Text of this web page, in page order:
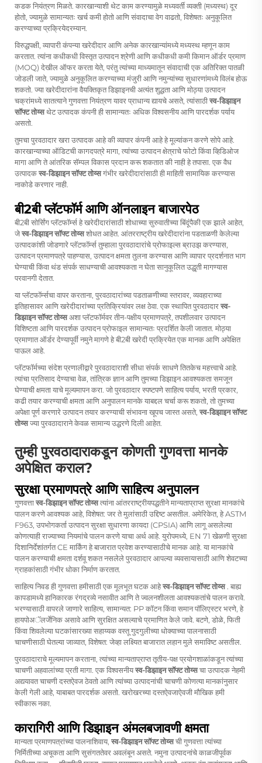
कडक नियंत्रण मिळते. कारखान्याशी थेट काम करण्यामुळे मध्यवर्ती व्यक्ती (मध्यस्थ) दूर
होतो, ज्यामुळे सामान्यतः खर्च कमी होतो आणि संवादाचा वेग वाढतो, विशेषतः अनुकूलित
करण्याच्या प्रक्रियेदरम्यान.
विरुद्धपक्षी, व्यापारी कंपन्या खरेदीदार आणि अनेक कारखान्यांमध्ये मध्यस्थ म्हणून काम
करतात. त्यांना कधीकधी विस्तृत उत्पादन श्रेणी आणि कधीकधी कमी किमान ऑर्डर प्रमाण
(MOQ) देखील ऑफर करता येते, परंतु त्यांच्या माध्यमातून संवादाची एक अतिरिक्त पातळी
जोडली जाते, ज्यामुळे अनुकूलित करण्याच्या मंजुरी आणि नमुन्यांच्या सुधारणांमध्ये विलंब होऊ
शकतो. ज्या खरेदीदारांना वैयक्तिकृत डिझाइनची अत्यंत शुद्धता आणि मोठ्या उत्पादन
चक्रांमध्ये सातत्याने गुणवत्ता नियंत्रण यावर प्राधान्य द्यायचे असते, त्यांसाठीस्व-डिझाइन
सॉफ्ट तोय्सथेट उत्पादक कंपनी ही सामान्यतः अधिक विश्वसनीय आणि पारदर्शक पर्याय
असतो.
तुमचा पुरवठादार खरा उत्पादक आहे की व्यापार कंपनी आहे हे मूल्यांकन करणे सोपे आहे.
कारखान्याच्या ऑडिटची कागदपत्रे मागा, त्यांच्या उत्पादन क्षेत्राचे फोटो किंवा व्हिडिओज
मागा आणि ते आंतरिक सॅम्पल विकास प्रदान करू शकतात की नाही हे तपासा. एक वैध
उत्पादकस्व-डिझाइन सॉफ्ट तोय्सगंभीर खरेदीदारांसाठी ही माहिती सामायिक करण्यास
नाकोडे करणार नाही.
बी2बी प्लॅटफॉर्म आणि ऑनलाइन बाजारपेठ
बी2बी सोर्सिंग प्लॅटफॉर्म्स हे खरेदीदारांसाठी शोधाच्या सुरुवातीच्या बिंदूंपैकी एक झाले आहेत,
जेस्व-डिझाइन सॉफ्ट तोय्सशोधत आहेत. आंतरराष्ट्रीय खरेदीदारांना पडताळणी केलेल्या
उत्पादकांशी जोडणारे प्लॅटफॉर्म्स तुम्हाला पुरवठादारांचे प्रोफाइल्स ब्राउझ करण्यास,
उत्पादन प्रमाणपत्रे पाहण्यास, उत्पादन क्षमता तुलना करण्यास आणि व्यापार प्रदर्शनात भाग
घेण्याची किंवा थंड संपर्क साधण्याची आवश्यकता न घेता सानुकूलित उद्धृती मागण्यास
परवानगी देतात.
या प्लॅटफॉर्म्सचा वापर करताना, पुरवठादारांच्या पडताळणीच्या स्तरावर, व्यवहाराच्या
इतिहासावर आणि खरेदीदारांच्या प्रतिक्रियांवर लक्ष ठेवा. एक स्थापित पुरवठादारस्व-
डिझाइन सॉफ्ट तोय्सअशा प्लॅटफॉर्मवर तीन-पक्षीय प्रमाणपत्रे, तपशीलवार उत्पादन
विशिष्टता आणि पारदर्शक उत्पादन प्रोफाइल सामान्यतः प्रदर्शित केली जातात. मोठ्या
प्रमाणात ऑर्डर देण्यापूर्वी नमुने मागणे हे बी2बी खरेदी प्रक्रियेत एक मानक आणि अपेक्षित
पाऊल आहे.
प्लॅटफॉर्मच्या संदेश प्रणालीद्वारे पुरवठादाराशी सीधा संपर्क साधणे तितकेच महत्त्वाचे आहे.
त्यांचा प्रतिसाद देण्याचा वेळ, तांत्रिक ज्ञान आणि तुमच्या डिझाइन आवश्यकता समजून
घेण्याची क्षमता याचे मूल्यमापन करा. जो पुरवठादार स्पष्टपणे साहित्य पर्याय, भरती प्रकार,
कढी तयार करण्याची क्षमता आणि अनुपालन मानके याबद्दल चर्चा करू शकतो, तो तुमच्या
अपेक्षा पूर्ण करणारे उत्पादन तयार करण्याची संभावना खूपच जास्त असते, स्व-डिझाइन सॉफ्ट
तोय्सज्या पुरवठादाराने केवळ सामान्य उद्धरणे दिली आहेत.
तुम्ही पुरवठादाराकडून कोणती गुणवत्ता मानके
अपेक्षित कराल?
सुरक्षा प्रमाणपत्रे आणि साहित्य अनुपालन
गुणवत्तास्व-डिझाइन सॉफ्ट तोय्सत्यांना आंतरराष्ट्रीयपद्धतीने मान्यताप्राप्त सुरक्षा मानकांचे
पालन करणे आवश्यक आहे, विशेषत: जर ते मुलांसाठी उद्दिष्ट असतील. अमेरिकेत, हे ASTM
F963, उपभोगकर्ता उत्पादन सुरक्षा सुधारणा कायदा (CPSIA) आणि लागू असलेल्या
कोणत्याही राज्याच्या नियमांचे पालन करणे याचा अर्थ आहे. युरोपमध्ये, EN 71 खेळणी सुरक्षा
दिशानिर्देशांतर्गत CE मार्किंग हे बाजारात प्रवेश करण्यासाठीचे मानक आहे. या मानकांचे
पालन करण्याची क्षमता दर्शवू शकत नसलेले पुरवठादार आपल्या व्यवसायासाठी आणि शेवटच्या
ग्राहकांसाठी गंभीर धोका निर्माण करतात.
साहित्य निवड ही गुणवत्ता हमीसाठी एक मूलभूत घटक आहेस्व-डिझाइन सॉफ्ट तोय्स. बाह्य
कापडामध्ये हानिकारक रंगद्रव्ये नसावीत आणि ते ज्वलनशीलता आवश्यकतांचे पालन करावे.
भरण्यासाठी वापरले जाणारे साहित्य, सामान्यत: PP कॉटन किंवा समान पॉलिएस्टर भरणे, हे
हायपोअॅलर्जेनिक असावे आणि सुरक्षित असल्याचे प्रमाणित केले जावे. बटणे, डोळे, फिती
किंवा शिवलेल्या घटकांसारख्या सहाय्यक वस्तू गुदगुलीच्या धोक्याच्या पालनासाठी
चाचणीसाठी घेतल्या जाव्यात, विशेषत: जेव्हा लक्ष्यित बाजारात लहान मुले समाविष्ट असतील.
पुरवठादाराचे मूल्यमापन करताना, त्यांच्या मान्यताप्राप्त तृतीय-पक्ष प्रयोगशाळांकडून त्यांच्या
चाचणी अहवालांच्या प्रती मागा. एक विश्वसनीयस्व-डिझाइन सॉफ्ट तोय्सचा उत्पादक नेहमी
अद्ययावत चाचणी दस्तऐवज ठेवतो आणि त्यांच्या उत्पादनांची चाचणी कोणत्या मानकांनुसार
केली गेली आहे, याबाबत पारदर्शक असतो. खरोखरच्या दस्तऐवजाऐवजी मौखिक हमी
स्वीकारू नका.
कारागिरी आणि डिझाइन अंमलबजावणी क्षमता
मान्यता प्रमाणपत्रांच्या पालनाशिवाय, स्व-डिझाइन सॉफ्ट तोय्सची गुणवत्ता त्यांच्या
निर्मितीच्या अचूकता आणि सुसंगततेवर अवलंबून असते. नमुना उत्पादनांचे काळजीपूर्वक